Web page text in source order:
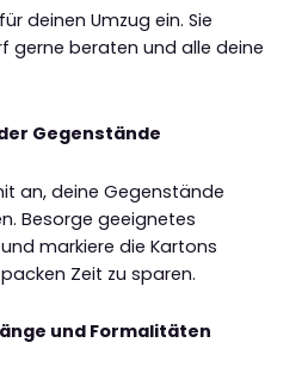
deinen Umzug ein. Sie
gerne beraten und alle deine
Gegenstände
an, deine Gegenstände
Besorge geeignetes
markiere die Kartons
Zeit zu sparen.
und Formalitäten